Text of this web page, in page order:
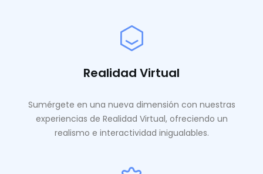
Realidad Virtual
Sumérgete en una nueva dimensión con nuestras
experiencias de Realidad Virtual, ofreciendo un
realismo e interactividad inigualables.